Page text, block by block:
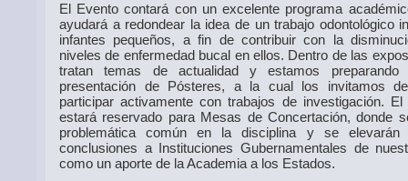
El Evento contará con un excelente programa
ayudará a redondear la idea de un trabajo odontológico
infantes pequeños, a fin de contribuir con la
niveles de enfermedad bucal en ellos. Dentro de las
tratan temas de actualidad y estamos preparando
presentación de Pósteres, a la cual los invitamos
participar activamente con trabajos de investigación.
estará reservado para Mesas de Concertación, donde
problemática común en la disciplina y se elevarán
conclusiones a Instituciones Gubernamentales de
como un aporte de la Academia a los Estados.